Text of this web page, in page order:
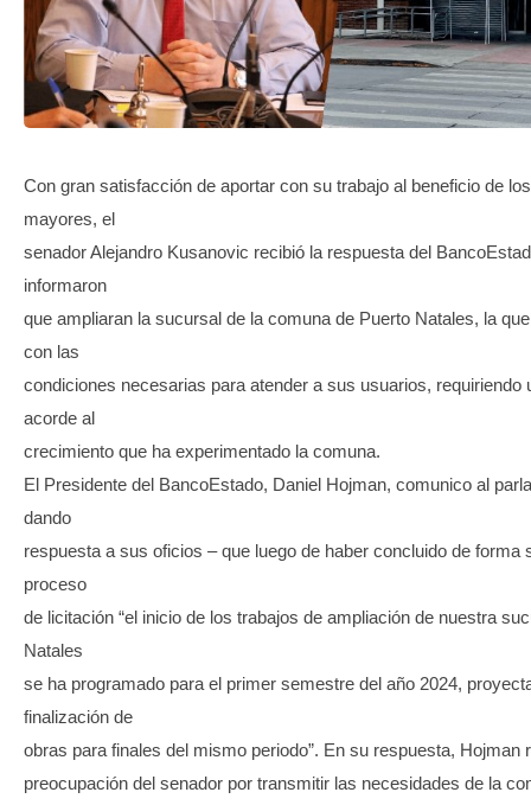
TRANSPARENCIA
Con gran satisfacción de aportar con su trabajo al beneficio de
mayores, el
senador Alejandro Kusanovic recibió la respuesta del
informaron
que ampliaran la sucursal de la comuna de Puerto Natales, la
con las
condiciones necesarias para atender a sus usuarios, requiriendo
acorde al
crecimiento que ha experimentado la comuna.
El Presidente del BancoEstado, Daniel Hojman, comunico al
dando
respuesta a sus oficios – que luego de haber concluido de forma
proceso
de licitación “el inicio de los trabajos de ampliación de nuestra
Natales
se ha programado para el primer semestre del año 2024,
finalización de
obras para finales del mismo periodo”. En su respuesta, Hojman
preocupación del senador por transmitir las necesidades de la